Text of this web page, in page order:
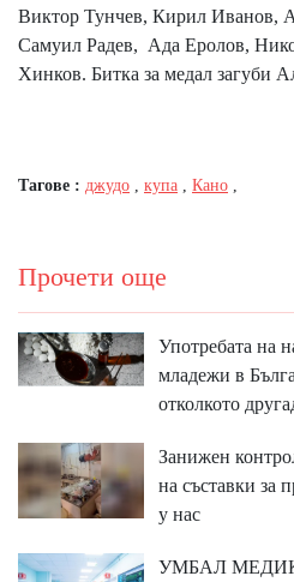
Виктор Тунчев, Кирил Иванов,
Самуил Радев, Ада Еролов,
Хинков. Битка за медал загуби
Тагове : джудо , купа , Кано ,
Прочети още
Употребата на
младежи в
отколкото
Занижен
на съставки за
у нас
УМБАЛ МЕДИКА